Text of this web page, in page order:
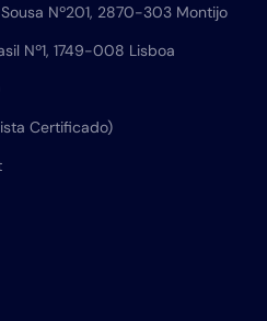
Sousa Nº201, 2870-303 Montijo
Nº1, 1749-008 Lisboa
Certificado)